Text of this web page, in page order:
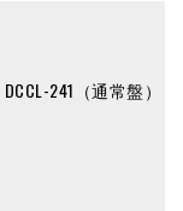
241（通常盤）